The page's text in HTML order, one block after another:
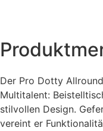
Der Pro Dotty
Multitalent:
stilvollen Design.
vereint er